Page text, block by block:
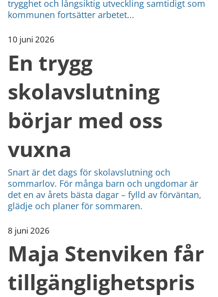
trygghet och långsiktig utveckling samtidigt som
kommunen fortsätter arbetet...
10 juni 2026
En trygg
skolavslutning
börjar med oss
vuxna
Snart är det dags för skolavslutning och
sommarlov. För många barn och ungdomar är
det en av årets bästa dagar – fylld av förväntan,
glädje och planer för sommaren.
8 juni 2026
Maja Stenviken får
tillgänglighetspris